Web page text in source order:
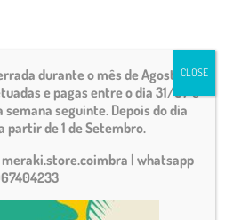
durante o mês de Agosto.
e pagas entre o dia 31/07 e
seguinte. Depois do dia
partir de 1 de Setembro.
meraki.store.coimbra | whatsapp
CLOSE